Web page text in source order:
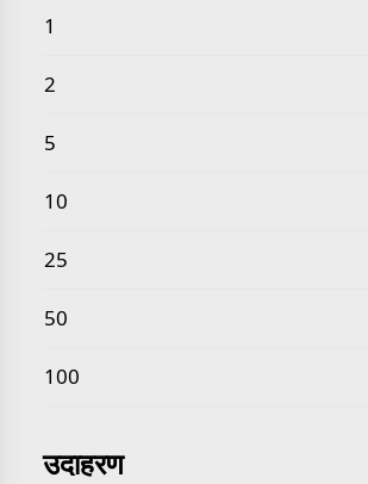
सामान्य पृथ्वी के कोर का घनत्व से पाउंड
1
2
5
10
25
50
100
उदाहरण